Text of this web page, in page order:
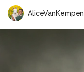
AliceVanKempen